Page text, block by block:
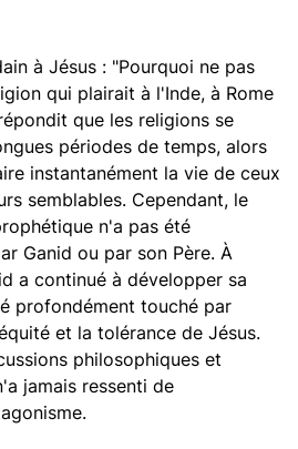
à Jésus : "Pourquoi ne pas
qui plairait à l'Inde, à Rome
que les religions se
périodes de temps, alors
instantanément la vie de ceux
semblables. Cependant, le
n'a pas été
Ganid ou par son Père. À
a continué à développer sa
profondément touché par
et la tolérance de Jésus.
philosophiques et
jamais ressenti de